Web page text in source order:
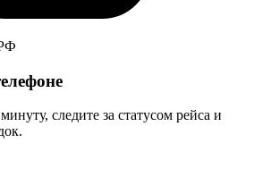
следите за статусом рейса и